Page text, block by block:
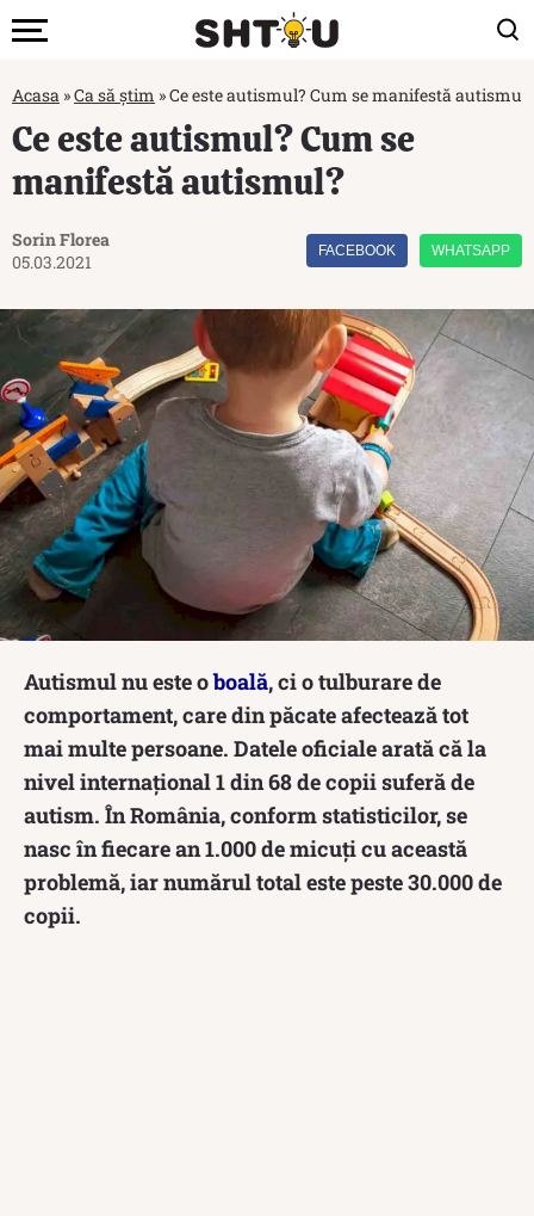
Acasa »Ca să știm »Ce este autismul? Cum se manifestă autismul?
Ce este autismul? Cum se
manifestă autismul?
Sorin Florea
05.03.2021
FACEBOOK WHATSAPP
Autismul nu este oboală, ci o tulburare de
comportament, care din păcate afectează tot
mai multe persoane. Datele oficiale arată că la
nivel internațional 1 din 68 de copii suferă de
autism. În România, conform statisticilor, se
nasc în fiecare an 1.000 de micuți cu această
problemă, iar numărul total este peste 30.000 de
copii.